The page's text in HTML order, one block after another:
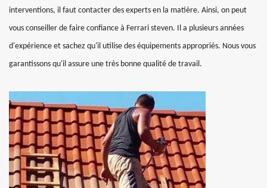
interventions, il faut contacter des experts en la matière. Ainsi, on peut
vous conseiller de faire confiance à Ferrari steven. Il a plusieurs années
d'expérience et sachez qu'il utilise des équipements appropriés. Nous vous
garantissons qu'il assure une très bonne qualité de travail.